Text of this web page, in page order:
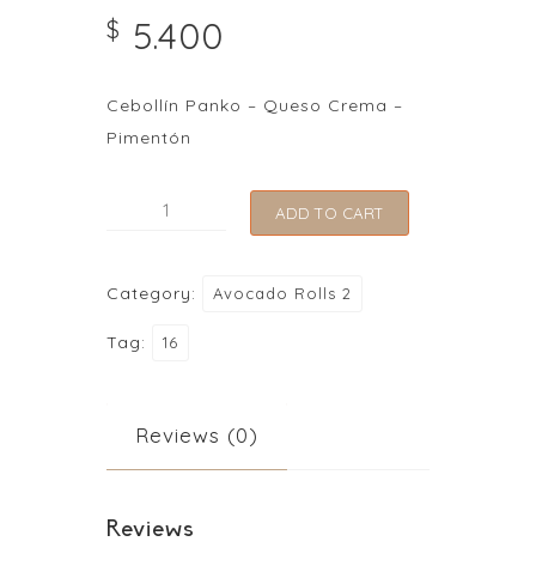
$ 5.400
Cebollín Panko – Queso Crema –
Pimentón
quantity
ADD TO CART
Category: Avocado Rolls 2
Tag: 16
Reviews (0)
Reviews